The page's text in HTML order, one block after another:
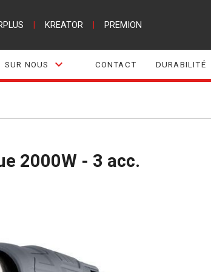
KREATOR PREMION
SUR NOUS CONTACT DURABILITÉ
2000W - 3 acc.